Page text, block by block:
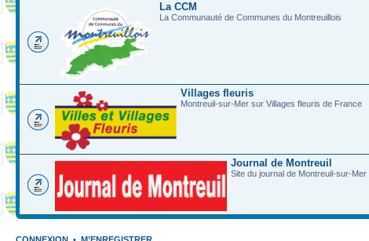
La CCM
La Communauté de Communes du Montreuillois
Villages fleuris
Montreuil-sur-Mer sur Villages fleuris de France
Journal de Montreuil
Site du journal de Montreuil-sur-Mer